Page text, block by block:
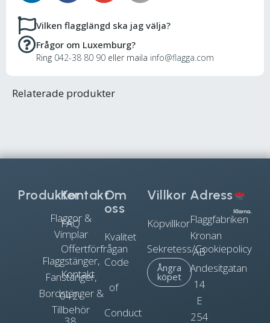
Vilken flagglängd ska jag välja?
Frågor om Luxemburg?
Ring 042-38 80 90 eller maila info@flagga.com
Relaterade produkter
Adress
Flaggfabriken
Kronan
AB
Andesitgatan
14
E
254
Kontakt
FAQ
Offertförfrågan
Kontakt
042-
Om
oss
Kvalitet
Code
of
Conduct
Villkor
Köpvillkor
Sekretess/Cookiepolicy
Ångra
köpet
Produkter
Flaggor &
Vimplar
Flaggstänger,
Fanstänger,
Bordstänger &
Tillbehör